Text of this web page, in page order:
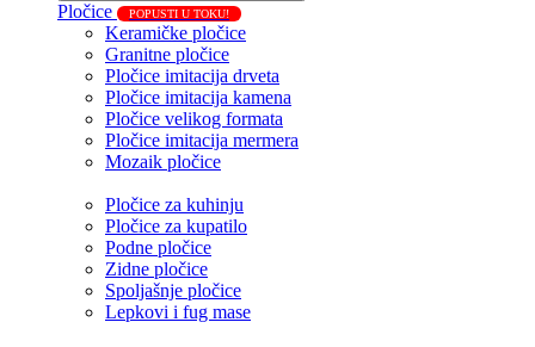
Pločice POPUSTI U TOKU!
Keramičke pločice
Granitne pločice
Pločice imitacija drveta
Pločice imitacija kamena
Pločice velikog formata
Pločice imitacija mermera
Mozaik pločice
Pločice za kuhinju
Pločice za kupatilo
Podne pločice
Zidne pločice
Spoljašnje pločice
Lepkovi i fug mase